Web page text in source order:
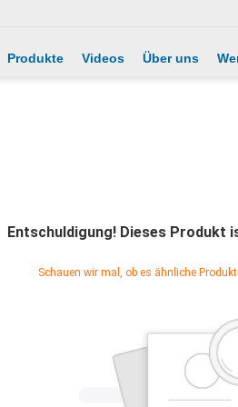
Produkte Videos Über uns
Entschuldigung! Dieses Produkt
Schauen wir mal, ob es ähnliche